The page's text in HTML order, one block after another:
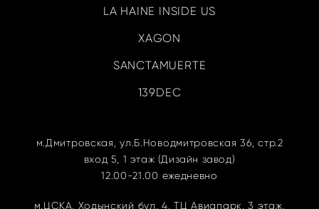
LA HAINE INSIDE US
XAGON
SANCTAMUERTE
139DEC
м.Дмитровская, ул.Б.Новодмитровская 36, стр.2
вход 5, 1 этаж (Дизайн завод)
12.00-21.00 ежедневно
м.ЦСКА, Ходынский бул, 4, ТЦ Авиапарк, 3 этаж,